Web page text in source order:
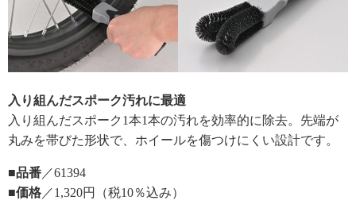
入り組んだスポーク汚れに最適
入り組んだスポーク1本1本の汚れを効率的に除去。先端が
丸みを帯びた形状で、ホイールを傷つけにくい設計です。
■品番 ／61394
■価格 ／1,320円（税10％込み）